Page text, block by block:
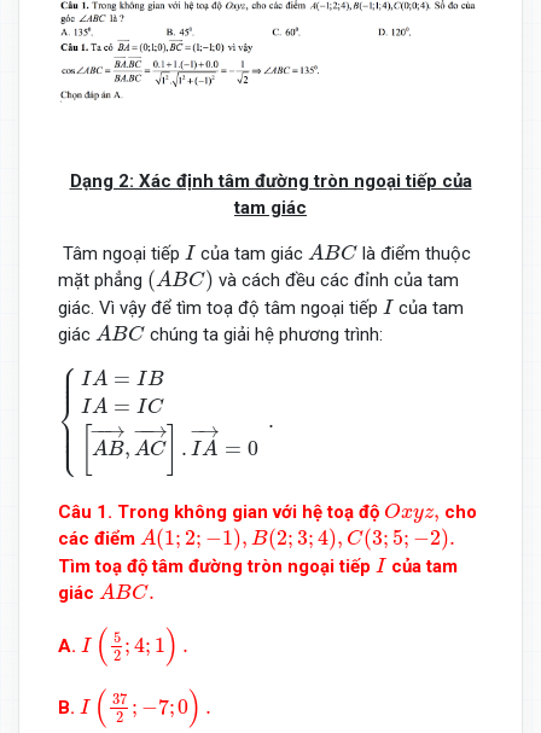
Dạng 2: Xác định tâm đường tròn ngoại tiếp của
tam giác
Tâm ngoại tiếp I
I của tam giácABC
A BC là điểm thuộc
mặt phẳng (ABC)
( ABC)
và cách đều các đỉnh của tam
giác. Vì vậy để tìm toạ độ tâm ngoại tiếp I
I của tam
giác ABC
A BC chúng ta giải hệ phương trình:
⎧
⎪
⎪
⎪
⎨
⎪
⎪ ⎪⎩
IA = IB
IA = IC
[−
−→
AB,
−
−→
AC .
−→
IA = 0
.
IA= IB =IC
Câu 1. Trong không gian với hệ toạ độ Oxyz,
Ox
cho
các điểm A(1; 2; −1), B(2;3;4), C(3; 5; −2).
A(1 2; 1),B 2;3;4 ), C(3 5;−2 .
Tìm toạ độ tâm đường tròn ngoại tiếp I
I của tam
giác ABC.
ABC.
A. I ( 5
2 ;4; 1) .
52;
B. I ( 37
2 ; −7;0) .
372